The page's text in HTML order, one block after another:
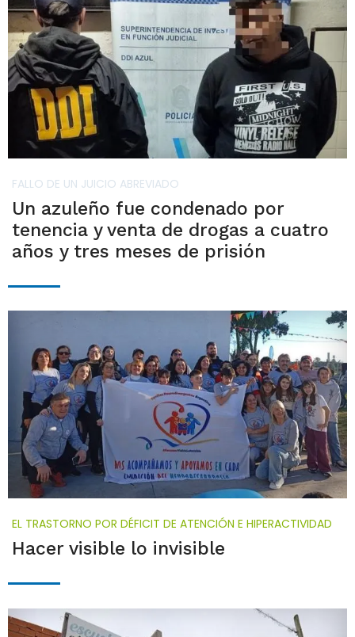
FALLO DE UN JUICIO ABREVIADO
Un azuleño fue condenado por
tenencia y venta de drogas a cuatro
años y tres meses de prisión
EL TRASTORNO POR DÉFICIT DE ATENCIÓN E HIPERACTIVIDAD
Hacer visible lo invisible